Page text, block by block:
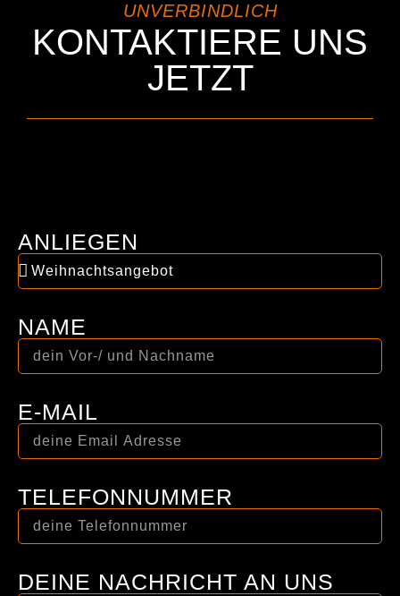
UNVERBINDLICH
KONTAKTIERE UNS
JETZT
ANLIEGEN
NAME
E-MAIL
TELEFONNUMMER
DEINE NACHRICHT AN UNS